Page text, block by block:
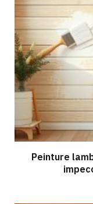
Peinture